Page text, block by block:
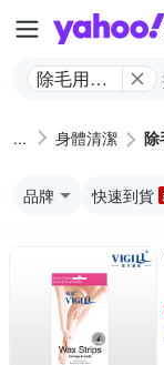
除毛用品/
身體清潔 除
品牌 快速到貨